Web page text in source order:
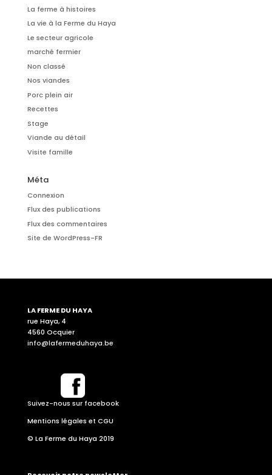
La ferme à histoires
La vie à la Ferme du Haya
Le secteur agricole
marché fermier
Non classé
Nos viandes
Porc plein air
Recettes
Stage
Viande au détail
Visite famille
Méta
Connexion
Flux des publications
Flux des commentaires
Site de WordPress-FR
LA FERME DU HAYA
rue Haya, 4
4560 Ocquier
info@lafermeduhaya.be
Suivez-nous sur facebook
Mentions légales et CGU
© La Ferme du Haya 2019